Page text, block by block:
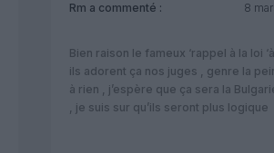
Rm a commenté :
8
Bien raison le fameux ‘rappel à la loi
ils adorent ça nos juges , genre la
à rien , j’espère que ça sera la
, je suis sur qu’ils seront plus logique